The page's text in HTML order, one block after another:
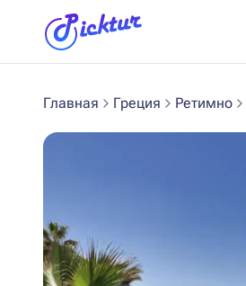
Главная Греция Ретимно